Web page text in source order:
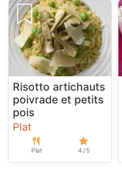
Risotto artichauts
poivrade et petits
pois
Plat
Plat 4 / 5